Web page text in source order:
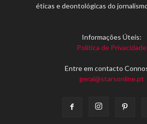
éticas e deontológicas do
Informações Úteis:
Política de Privacidade
Entre em contacto
geral@starsonline.pt